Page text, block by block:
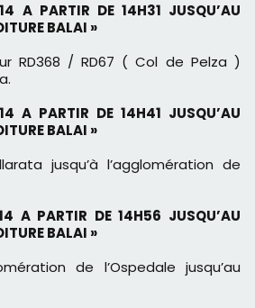
A PARTIR DE 14H31 JUSQU’AU
BALAI »
RD368 / RD67 ( Col de Pelza )
A PARTIR DE 14H41 JUSQU’AU
BALAI »
jusqu’à l’agglomération de
A PARTIR DE 14H56 JUSQU’AU
BALAI »
de l’Ospedale jusqu’au